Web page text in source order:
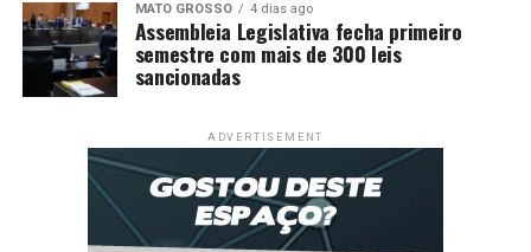
MATO GROSSO 4 dias ago
Assembleia Legislativa fecha primeiro
semestre com mais de 300 leis
sancionadas
ADVERTISEMENT